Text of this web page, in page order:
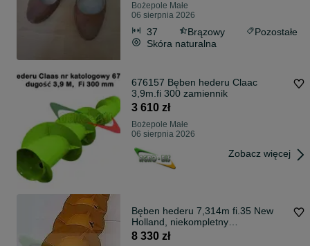
Bożepole Małe
06 sierpnia 2026
37 Brązowy
Pozostałe
Skóra naturalna
676157 Bęben hederu Claac
3,9m.fi 300 zamiennik
3 610 zł
Bożepole Małe
06 sierpnia 2026
Zobacz więcej
Bęben hederu 7,314m fi.35 New
Holland, niekompletny
WZMOCNIONA !
8 330 zł